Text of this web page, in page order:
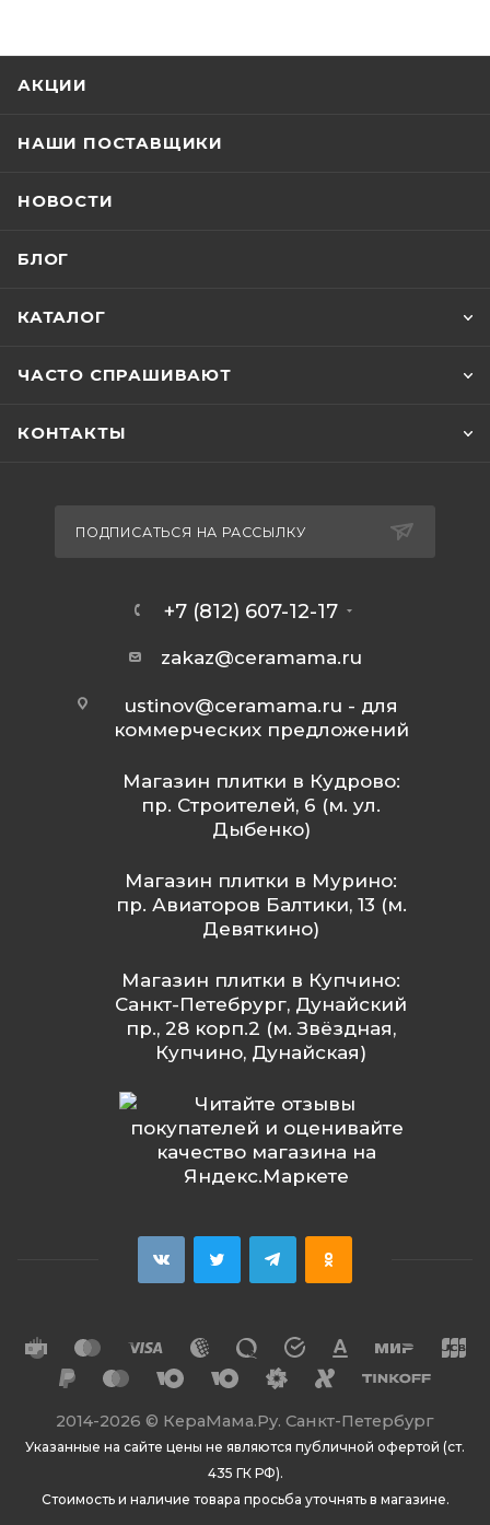
АКЦИИ
НАШИ ПОСТАВЩИКИ
НОВОСТИ
БЛОГ
КАТАЛОГ
ЧАСТО СПРАШИВАЮТ
КОНТАКТЫ
ПОДПИСАТЬСЯ НА РАССЫЛКУ
+7 (812) 607-12-17
zakaz@ceramama.ru
ustinov@ceramama.ru - для
коммерческих предложений
Магазин плитки в Кудрово:
пр. Строителей, 6 (м. ул.
Дыбенко)
Магазин плитки в Мурино:
пр. Авиаторов Балтики, 13 (м.
Девяткино)
Магазин плитки в Купчино:
Санкт-Петебрург, Дунайский
пр., 28 корп.2 (м. Звёздная,
Купчино, Дунайская)
2014-2026 © КераМама.Ру. Санкт-Петербург
Указанные на сайте цены не являются публичной офертой (ст.
435 ГК РФ).
Стоимость и наличие товара просьба уточнять в магазине.